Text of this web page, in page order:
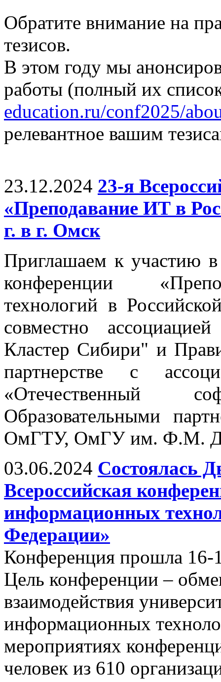
Обратите внимание на
тезисов.
В этом году мы
работы (полный их
education.ru/conf2025/
релевантное вашим
23.12.2024 23-я
«Преподавание ИТ в
г. в г. Омск
Приглашаем к участию
конференции
технологий в
совместно
Кластер Сибири" и
партнерстве с
«Отечественный
Образовательными
ОмГТУ, ОмГУ им. Ф.М.
03.06.2024 Состоялась
Всероссийская
информационных
Федерации»
Конференция прошла 16-
Цель конференции –
взаимодействия
информационных
мероприятиях
человек из 610